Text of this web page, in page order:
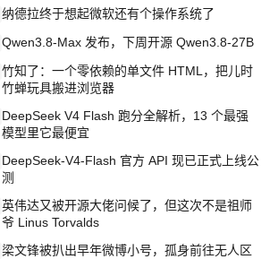
纳德拉终于想起微软还有个操作系统了
Qwen3.8-Max 发布，下周开源 Qwen3.8-27B
竹知了：一个零依赖的单文件 HTML，把儿时
竹蝉玩具搬进浏览器
DeepSeek V4 Flash 跑分全解析，13 个最强
模型里它最便宜
DeepSeek-V4-Flash 官方 API 现已正式上线公
测
英伟达又被开源大佬问候了，但这次不是祖师
爷 Linus Torvalds
梁文锋被扒出早年微博小号，孤身前往无人区